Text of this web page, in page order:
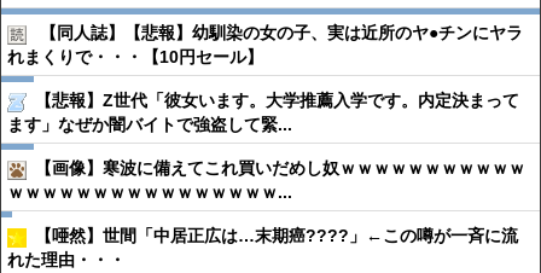
【同人誌】【悲報】幼馴染の女の子、実は近所のヤ●︎チンにヤラ
れまくりで・・・【10円セール】
【悲報】Z世代「彼女います。大学推薦入学です。内定決まって
ます」なぜか闇バイトで強盗して緊...
【画像】寒波に備えてこれ買いだめし奴ｗｗｗｗｗｗｗｗｗｗｗ
ｗｗｗｗｗｗｗｗｗｗｗｗｗｗｗｗ...
【唖然】世間「中居正広は…末期癌????」←この噂が一斉に流
れた理由・・・